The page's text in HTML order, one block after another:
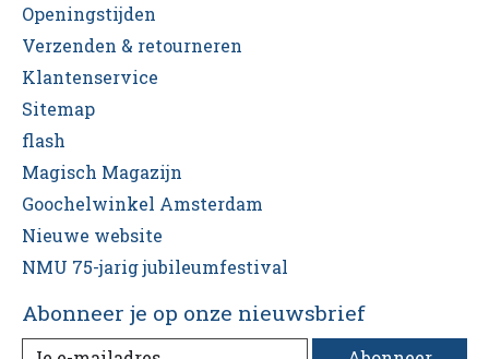
Openingstijden
Verzenden & retourneren
Klantenservice
Sitemap
flash
Magisch Magazijn
Goochelwinkel Amsterdam
Nieuwe website
NMU 75-jarig jubileumfestival
Abonneer je op onze nieuwsbrief